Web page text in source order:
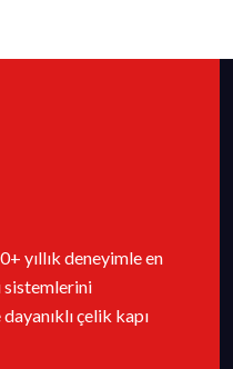
yıllık deneyimle en
sistemlerini
çelik kapı